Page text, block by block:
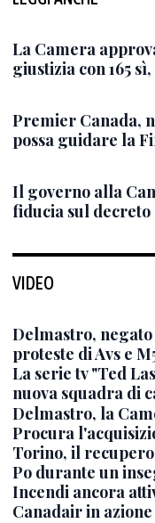
La Camera
giustizia con 165
Premier Canada,
possa guidare la
Il governo alla
fiducia sul decreto
VIDEO
Delmastro,
proteste di Avs e
La serie tv "Ted
nuova squadra di
Delmastro, la
Procura
Torino, il
Po durante un
Incendi ancora
Canadair in azione